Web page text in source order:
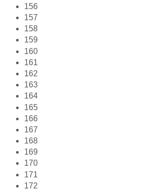
156
157
158
159
160
161
162
163
164
165
166
167
168
169
170
171
172